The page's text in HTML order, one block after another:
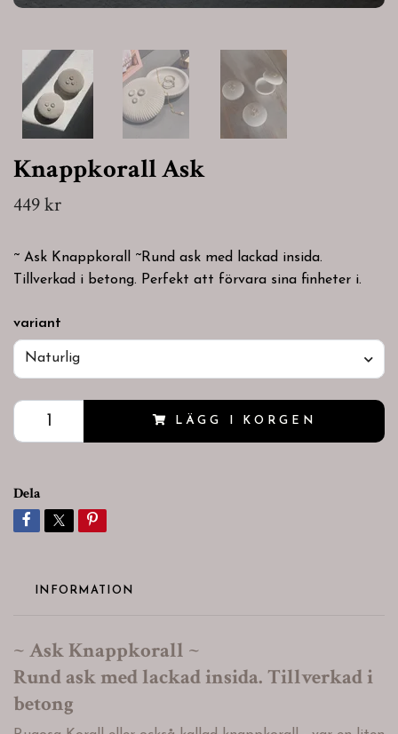
Knappkorall Ask
449 kr
~ Ask Knappkorall ~Rund ask med lackad insida.
Tillverkad i betong. Perfekt att förvara sina finheter i.
variant
Naturlig
LÄGG I KORGEN
Dela
INFORMATION
~ Ask Knappkorall ~
Rund ask med lackad insida. Tillverkad i
betong